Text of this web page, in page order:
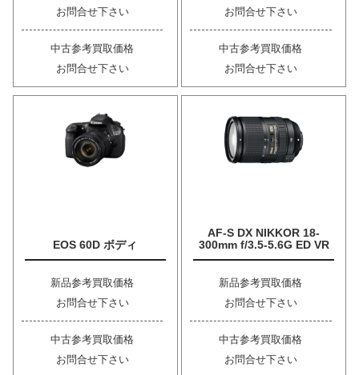
お問合せ下さい
中古参考買取価格
お問合せ下さい
お問合せ下さい
中古参考買取価格
お問合せ下さい
EOS 60D ボディ
新品参考買取価格
お問合せ下さい
中古参考買取価格
お問合せ下さい
AF-S DX NIKKOR 18-
300mm f/3.5-5.6G ED VR
新品参考買取価格
お問合せ下さい
中古参考買取価格
お問合せ下さい